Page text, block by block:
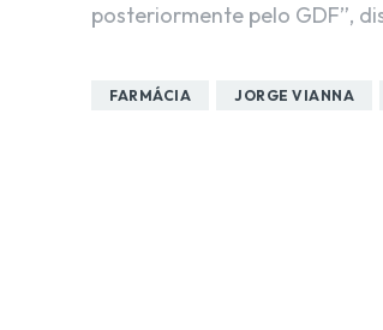
posteriormente pelo GDF”,
FARMÁCIA JORGE VIANNA